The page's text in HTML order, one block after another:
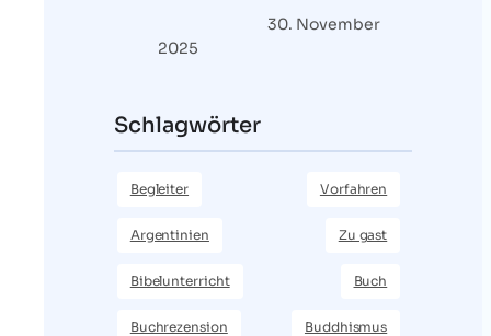
30. November
2025
Schlagwörter
Begleiter Vorfahren
Argentinien Zu gast
Bibelunterricht Buch
Buchrezension Buddhismus